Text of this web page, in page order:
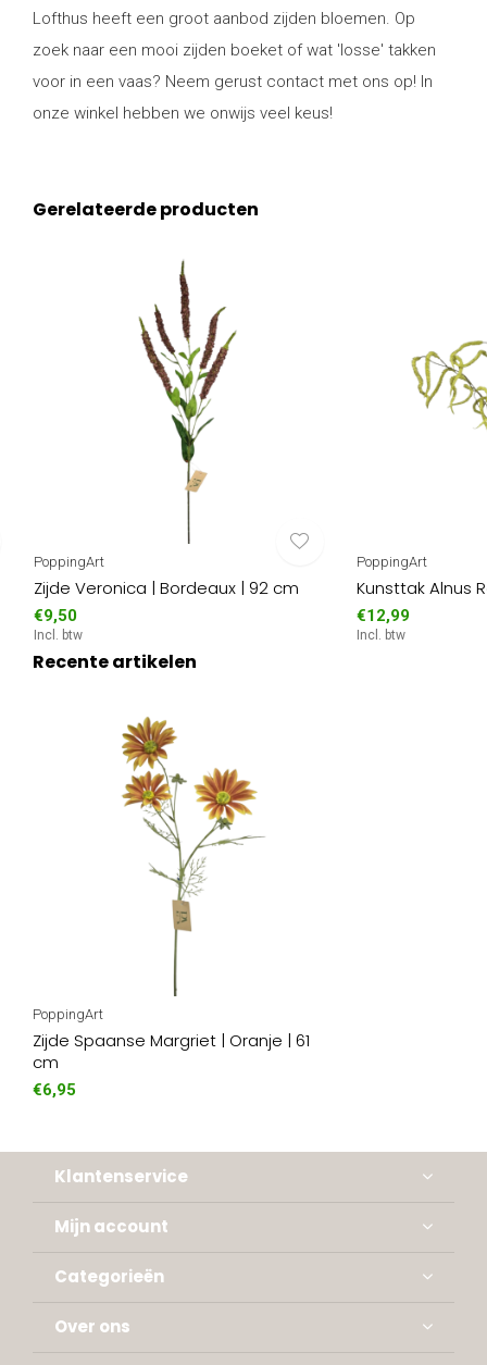
Lofthus heeft een groot aanbod zijden bloemen. Op
zoek naar een mooi zijden boeket of wat 'losse' takken
voor in een vaas? Neem gerust contact met ons op! In
onze winkel hebben we onwijs veel keus!
Gerelateerde producten
PoppingArt
Zijde Veronica | Bordeaux | 92 cm
€9,50
Incl. btw
PoppingArt
Kunsttak Alnus
€12,99
Incl. btw
Recente artikelen
PoppingArt
Zijde Spaanse Margriet | Oranje | 61
cm
€6,95
Klantenservice
Mijn account
Categorieën
Over ons